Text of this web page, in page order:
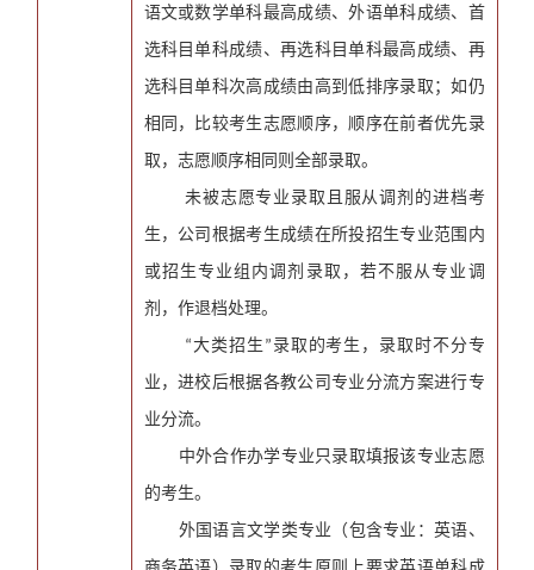
语文或数学单科最高成绩、外语单科成绩、首
选科目单科成绩、再选科目单科最高成绩、再
选科目单科次高成绩由高到低排序录取；如仍
相同，比较考生志愿顺序，顺序在前者优先录
取，志愿顺序相同则全部录取。
未被志愿专业录取且服从调剂的进档考
生，公司根据考生成绩在所投招生专业范围内
或招生专业组内调剂录取，若不服从专业调
剂，作退档处理。
“大类招生 ” 录取的考生，录取时不分专
业，进校后根据各教公司专业分流方案进行专
业分流。
中外合作办学专业只录取填报该专业志愿
的考生。
外国语言文学类专业（包含专业：英语、